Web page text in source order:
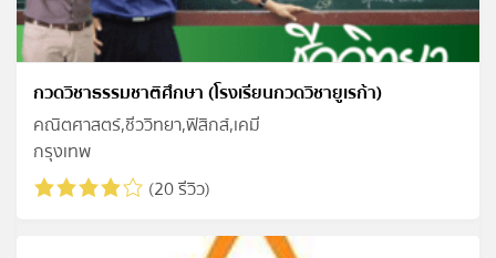
กวดวิชาธรรมชาติศึกษา (โรงเรียนกวดวิชายูเรก้า)
คณิตศาสตร์,ชีววิทยา,ฟิสิกส์,เคมี
กรุงเทพ
(20 รีวิว)